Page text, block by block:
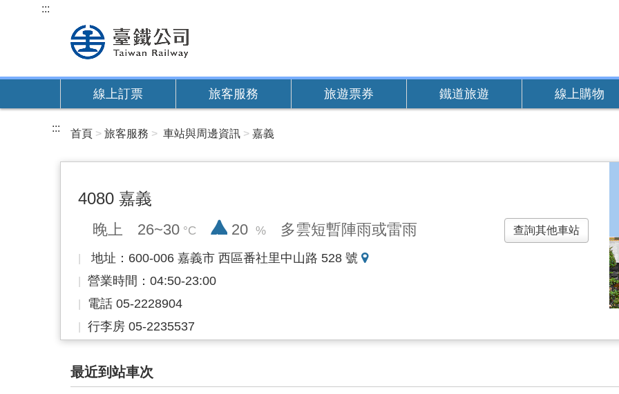
內
:::
線上訂票 旅客服務 旅遊票券 鐵道旅遊 線上購物
::: 首頁 旅客服務 車站與周邊資訊 嘉義
4080 嘉義
查詢其他車站
晚上 26~30 降雨率
20 多雲短暫陣雨或雷雨
地址：600-006 嘉義市 西區番社里中山路 528 號
營業時間：04:50-23:00
電話 05-2228904
行李房 05-2235537
最近到站車次